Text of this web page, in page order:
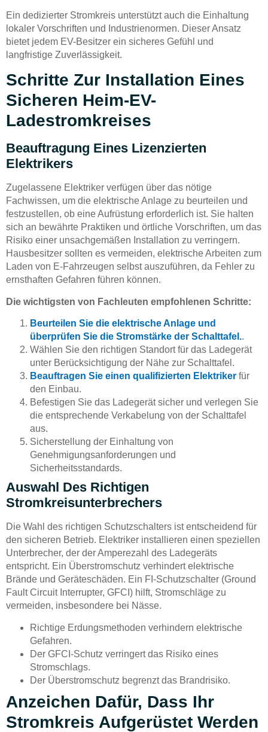
Ein dedizierter Stromkreis unterstützt auch die Einhaltung
lokaler Vorschriften und Industrienormen. Dieser Ansatz
bietet jedem EV-Besitzer ein sicheres Gefühl und
langfristige Zuverlässigkeit.
Schritte Zur Installation Eines
Sicheren Heim-EV-
Ladestromkreises
Beauftragung Eines Lizenzierten
Elektrikers
Zugelassene Elektriker verfügen über das nötige
Fachwissen, um die elektrische Anlage zu beurteilen und
festzustellen, ob eine Aufrüstung erforderlich ist. Sie halten
sich an bewährte Praktiken und örtliche Vorschriften, um das
Risiko einer unsachgemäßen Installation zu verringern.
Hausbesitzer sollten es vermeiden, elektrische Arbeiten zum
Laden von E-Fahrzeugen selbst auszuführen, da Fehler zu
ernsthaften Gefahren führen können.
Die wichtigsten von Fachleuten empfohlenen Schritte:
Beurteilen Sie die elektrische Anlage und
überprüfen Sie die Stromstärke der Schalttafel..
Wählen Sie den richtigen Standort für das Ladegerät
unter Berücksichtigung der Nähe zur Schalttafel.
Beauftragen Sie einen qualifizierten Elektriker für
den Einbau.
Befestigen Sie das Ladegerät sicher und verlegen Sie
die entsprechende Verkabelung von der Schalttafel
aus.
Sicherstellung der Einhaltung von
Genehmigungsanforderungen und
Sicherheitsstandards.
Auswahl Des Richtigen
Stromkreisunterbrechers
Die Wahl des richtigen Schutzschalters ist entscheidend für
den sicheren Betrieb. Elektriker installieren einen speziellen
Unterbrecher, der der Amperezahl des Ladegeräts
entspricht. Ein Überstromschutz verhindert elektrische
Brände und Geräteschäden. Ein FI-Schutzschalter (Ground
Fault Circuit Interrupter, GFCI) hilft, Stromschläge zu
vermeiden, insbesondere bei Nässe.
Richtige Erdungsmethoden verhindern elektrische
Gefahren.
Der GFCI-Schutz verringert das Risiko eines
Stromschlags.
Der Überstromschutz begrenzt das Brandrisiko.
Anzeichen Dafür, Dass Ihr
Stromkreis Aufgerüstet Werden